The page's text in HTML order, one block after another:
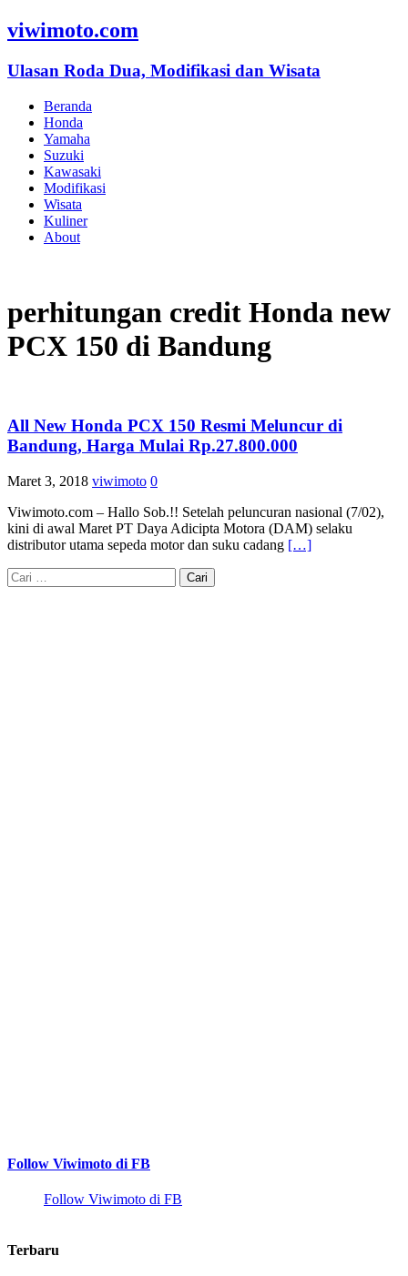
viwimoto.com
Ulasan Roda Dua, Modifikasi dan Wisata
Beranda
Honda
Yamaha
Suzuki
Kawasaki
Modifikasi
Wisata
Kuliner
About
perhitungan credit Honda new
PCX 150 di Bandung
All New Honda PCX 150 Resmi Meluncur di
Bandung, Harga Mulai Rp.27.800.000
Maret 3, 2018 viwimoto 0
​Viwimoto.com – Hallo Sob.!! Setelah peluncuran nasional (7/02),
kini di awal Maret PT Daya Adicipta Motora (DAM) selaku
distributor utama sepeda motor dan suku cadang […]
Cari
untuk:
Follow Viwimoto di FB
Follow Viwimoto di FB
Terbaru